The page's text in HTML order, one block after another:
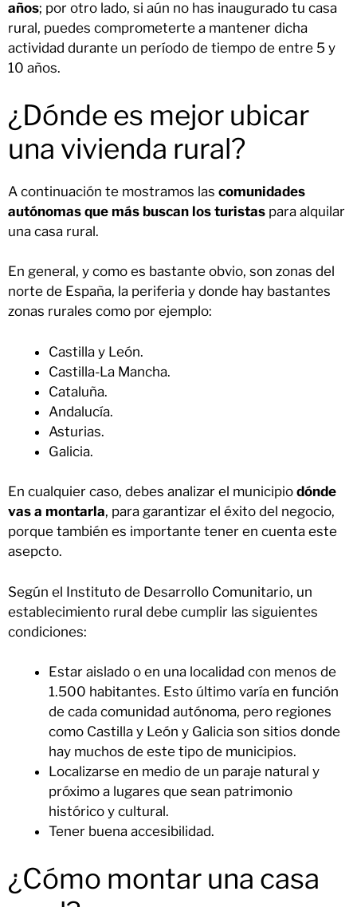
años; por otro lado, si aún no has inaugurado tu casa
rural, puedes comprometerte a mantener dicha
actividad durante un período de tiempo de entre 5 y
10 años.
¿Dónde es mejor ubicar
una vivienda rural?
A continuación te mostramos las comunidades
autónomas que más buscan los turistas para alquilar
una casa rural.
En general, y como es bastante obvio, son zonas del
norte de España, la periferia y donde hay bastantes
zonas rurales como por ejemplo:
Castilla y León.
Castilla-La Mancha.
Cataluña.
Andalucía.
Asturias.
Galicia.
En cualquier caso, debes analizar el municipio dónde
vas a montarla, para garantizar el éxito del negocio,
porque también es importante tener en cuenta este
asepcto.
Según el Instituto de Desarrollo Comunitario, un
establecimiento rural debe cumplir las siguientes
condiciones:
Estar aislado o en una localidad con menos de
1.500 habitantes. Esto último varía en función
de cada comunidad autónoma, pero regiones
como Castilla y León y Galicia son sitios donde
hay muchos de este tipo de municipios.
Localizarse en medio de un paraje natural y
próximo a lugares que sean patrimonio
histórico y cultural.
Tener buena accesibilidad.
¿Cómo montar una casa